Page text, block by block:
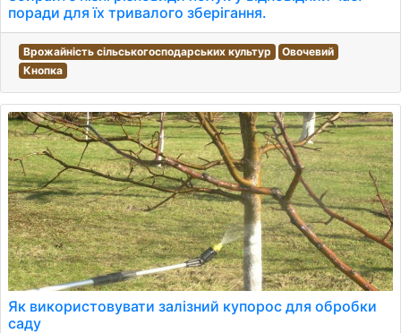
поради для їх тривалого зберігання.
Врожайність сільськогосподарських культур
Овочевий
Кнопка
Як використовувати залізний купорос для обробки
саду